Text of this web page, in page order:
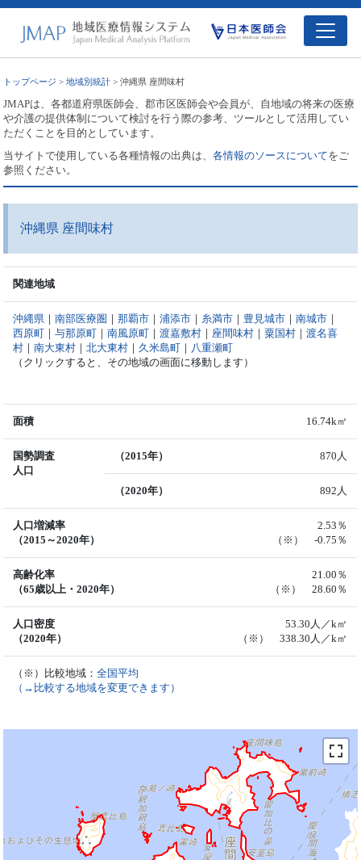
トップページ >地域別統計 > 沖縄県 座間味村
JMAPは、各都道府県医師会、郡市区医師会や会員が、自地域の将来の医療
や介護の提供体制について検討を行う際の参考、ツールとして活用してい
ただくことを目的としています。
当サイトで使用している各種情報の出典は、各情報のソースについてをご
参照ください。
沖縄県 座間味村
関連地域
沖縄県 ｜南部医療圏 ｜那覇市 ｜浦添市 ｜ 糸満市 ｜ 豊見城市 ｜南城市 ｜
西原町 ｜与那原町 ｜南風原町 ｜渡嘉敷村 ｜ 座間味村 ｜粟国村 ｜渡名喜
村 ｜南大東村 ｜北大東村 ｜ 久米島町 ｜ 八重瀬町
（クリックすると、その地域の画面に移動します）
面積 16.74k㎡
国勢調査
人口
（2015年） 870人
（2020年） 892人
人口増減率
（2015～2020年）
2.53％
（※） -0.75％
高齢化率
（65歳以上・2020年）
21.00％
（※） 28.60％
人口密度
（2020年）
53.30人／k㎡
（※） 338.30人／k㎡
（※）比較地域：全国平均
（→比較する地域を変更できます）